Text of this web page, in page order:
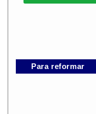
Para reformar